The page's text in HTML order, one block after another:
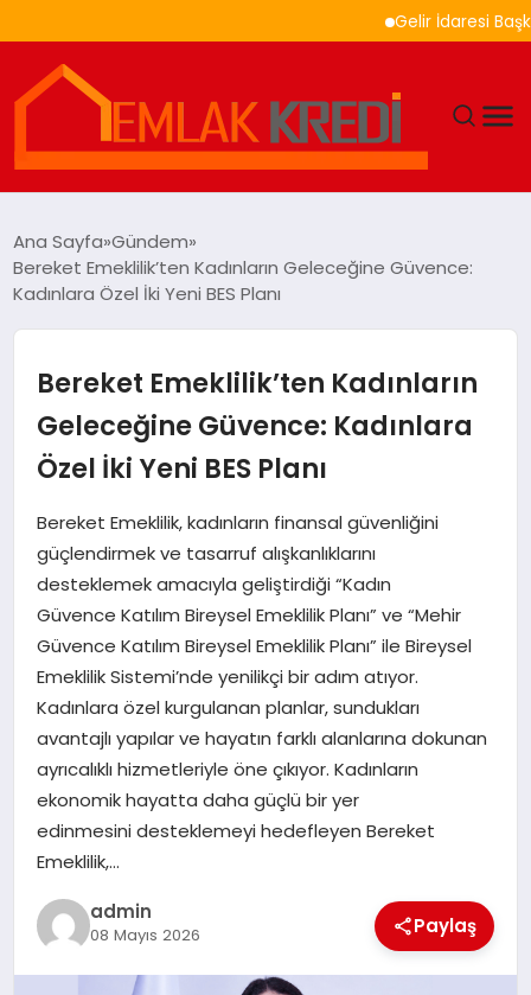
Gelir İdaresi
EKONOMI
MAGAZIN
SAĞLIK
SIYASET
SPOR
TEKNOLOJI
YAŞAM
Ana Sayfa Gündem
Bereket Emeklilik’ten Kadınların Geleceğine Güvence:
Kadınlara Özel İki Yeni BES Planı
Bereket Emeklilik’ten Kadınların
Geleceğine Güvence: Kadınlara
Özel İki Yeni BES Planı
Bereket Emeklilik, kadınların finansal güvenliğini
güçlendirmek ve tasarruf alışkanlıklarını
desteklemek amacıyla geliştirdiği “Kadın
Güvence Katılım Bireysel Emeklilik Planı” ve “Mehir
Güvence Katılım Bireysel Emeklilik Planı” ile Bireysel
Emeklilik Sistemi’nde yenilikçi bir adım atıyor.
Kadınlara özel kurgulanan planlar, sundukları
avantajlı yapılar ve hayatın farklı alanlarına dokunan
ayrıcalıklı hizmetleriyle öne çıkıyor. Kadınların
ekonomik hayatta daha güçlü bir yer
edinmesini desteklemeyi hedefleyen Bereket
Emeklilik,…
admin
08 Mayıs 2026 Paylaş